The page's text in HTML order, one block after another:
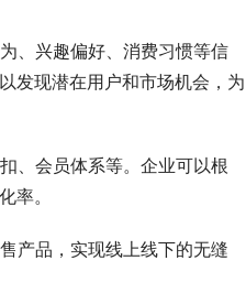
、兴趣偏好、消费习惯等信
发现潜在用户和市场机会，为
、会员体系等。企业可以根
率。
产品，实现线上线下的无缝